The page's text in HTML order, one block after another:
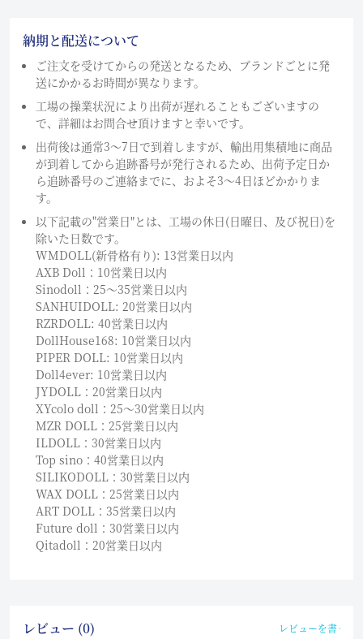
納期と配送について
ご注文を受けてからの発送となるため、ブランドごとに発
送にかかるお時間が異なります。
工場の操業状況により出荷が遅れることもございますの
で、詳細はお問合せ頂けますと幸いです。
出荷後は通常3～7日で到着しますが、輸出用集積地に商品
が到着してから追跡番号が発行されるため、出荷予定日か
ら追跡番号のご連絡までに、およそ3〜4日ほどかかりま
す。
以下記載の"営業日"とは、工場の休日(日曜日、及び祝日)を
除いた日数です。
WMDOLL(新骨格有り): 13営業日以内
AXB Doll：10営業日以内
Sinodoll：25〜35営業日以内
SANHUIDOLL: 20営業日以内
RZRDOLL: 40営業日以内
DollHouse168: 10営業日以内
PIPER DOLL: 10営業日以内
Doll4ever: 10営業日以内
JYDOLL：20営業日以内
XYcolo doll：25〜30営業日以内
MZR DOLL：25営業日以内
ILDOLL：30営業日以内
Top sino：40営業日以内
SILIKODOLL：30営業日以内
WAX DOLL：25営業日以内
ART DOLL：35営業日以内
Future doll：30営業日以内
Qitadoll：20営業日以内
レビュー (0) レビューを書く